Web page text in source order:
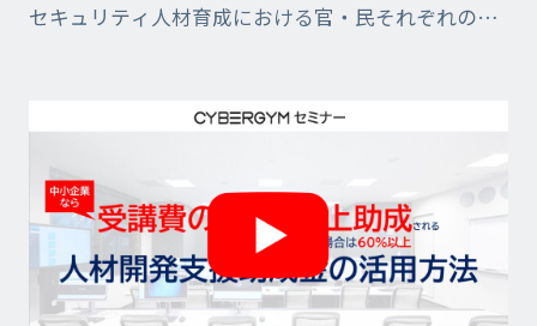
セキュリティ人材育成における官・民それぞれの課